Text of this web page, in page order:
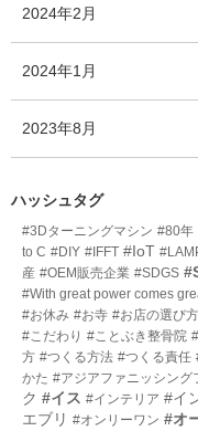
ー
2024年2月
ー
2024年1月
ー
2023年8月
リ
数
ハッシュタグ
#3Dターニングマシン #80年
to C #DIY #IFFT #IoT
産 #OEM販売企業 #SDGS
#With great power comes
#お休み #お寺 #お店の選び方
#こだわり #ことぶき整骨院
方 #つくる方法 #つくる責任
かた #アジアファニッシング
ク #イス #インテリア #イ
エブリ #オンリーワン #オ